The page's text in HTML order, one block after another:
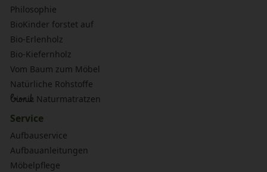
Philosophie
BioKinder forstet auf
Bio-Erlenholz
Bio-Kiefernholz
Vom Baum zum Möbel
Natürliche Rohstoffe
bionik Naturmatratzen
Service
Aufbauservice
Aufbauanleitungen
Möbelpflege